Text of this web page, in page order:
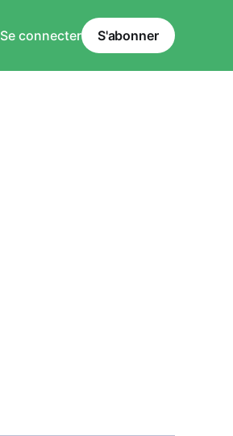
Se connecter S'abonner